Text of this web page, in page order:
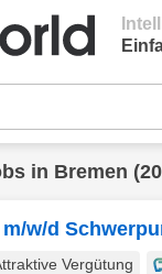
in Bremen
w/d
Vergütung